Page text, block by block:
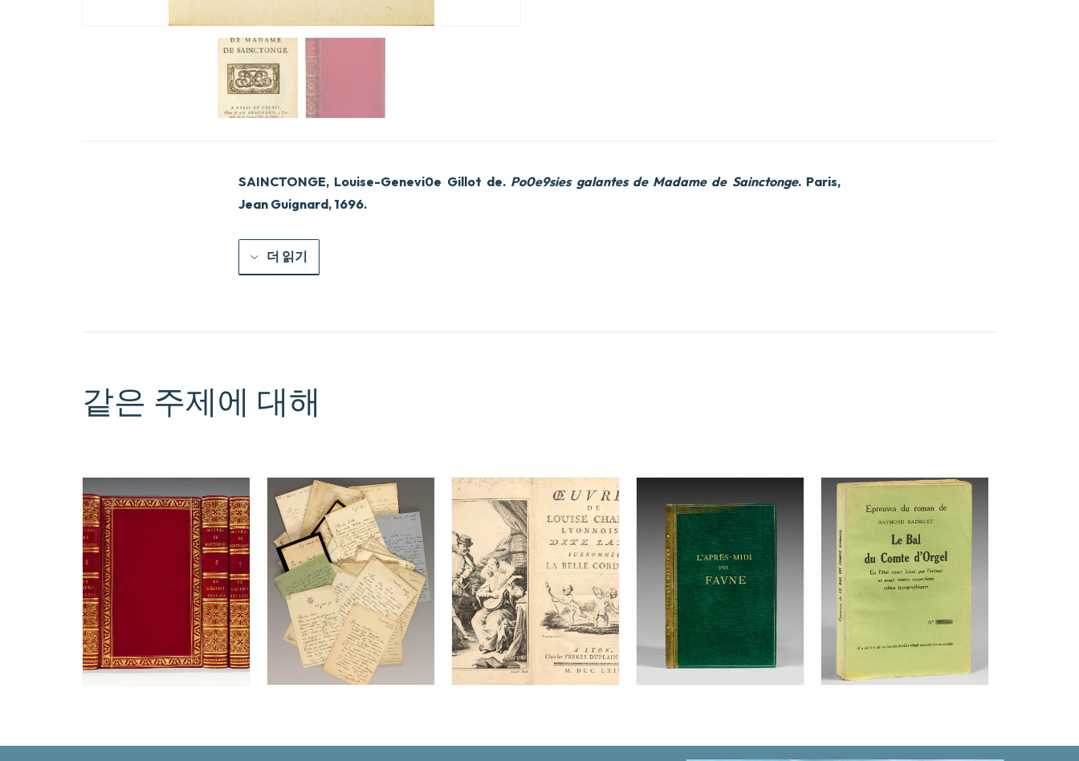
SAINCTONGE, Louise-Genevi0e Gillot de. Po0e9sies galantes de Madame de Sainctonge. Paris,
Jean Guignard, 1696.
더 읽기
같은 주제에 대해